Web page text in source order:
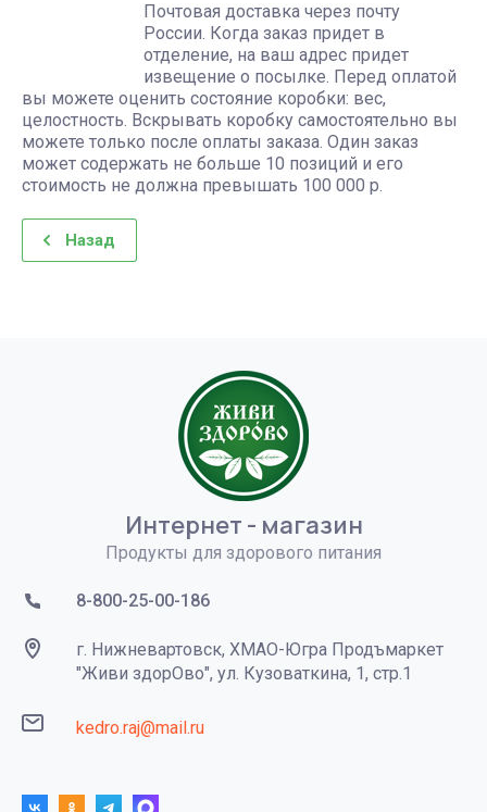
Почтовая доставка через почту
России. Когда заказ придет в
отделение, на ваш адрес придет
извещение о посылке. Перед оплатой
вы можете оценить состояние коробки: вес,
целостность. Вскрывать коробку самостоятельно вы
можете только после оплаты заказа. Один заказ
может содержать не больше 10 позиций и его
стоимость не должна превышать 100 000 р.
Назад
Интернет - магазин
Продукты для здорового питания
8-800-25-00-186
г. Нижневартовск, ХМАО-Югра Продъмаркет
"Живи здорОво", ул. Кузоваткина, 1, стр.1
kedro.raj@mail.ru